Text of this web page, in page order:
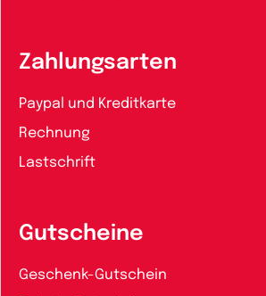
Zahlungsarten
Paypal und Kreditkarte
Rechnung
Lastschrift
Gutscheine
Geschenk-Gutschein